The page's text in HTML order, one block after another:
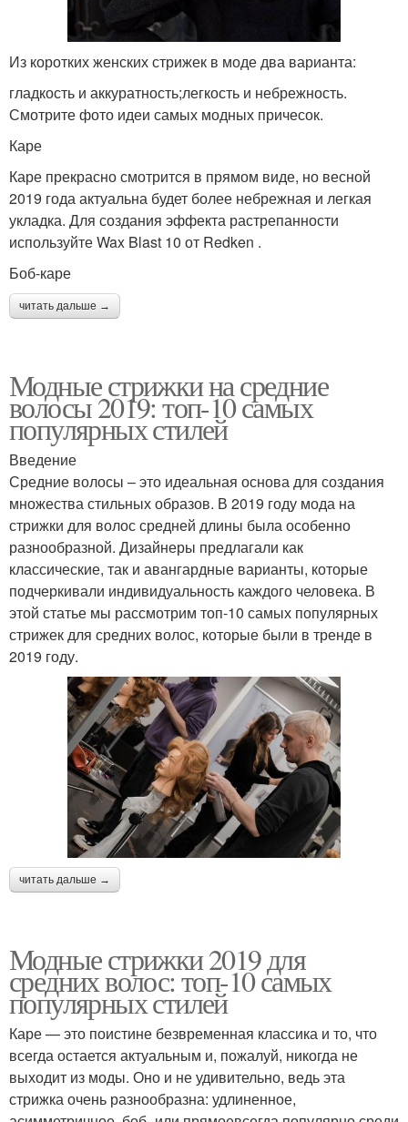
Из коротких женских стрижек в моде два варианта:
гладкость и аккуратность;легкость и небрежность.
Смотрите фото идеи самых модных причесок.
Каре
Каре прекрасно смотрится в прямом виде, но весной
2019 года актуальна будет более небрежная и легкая
укладка. Для создания эффекта растрепанности
используйте Wax Blast 10 от Redken .
Боб-каре
читать дальше →
Модные стрижки на средние
волосы 2019: топ-10 самых
популярных стилей
Введение
Средние волосы – это идеальная основа для создания
множества стильных образов. В 2019 году мода на
стрижки для волос средней длины была особенно
разнообразной. Дизайнеры предлагали как
классические, так и авангардные варианты, которые
подчеркивали индивидуальность каждого человека. В
этой статье мы рассмотрим топ-10 самых популярных
стрижек для средних волос, которые были в тренде в
2019 году.
читать дальше →
Модные стрижки 2019 для
средних волос: топ-10 самых
популярных стилей
Каре — это поистине безвременная классика и то, что
всегда остается актуальным и, пожалуй, никогда не
выходит из моды. Оно и не удивительно, ведь эта
стрижка очень разнообразна: удлиненное,